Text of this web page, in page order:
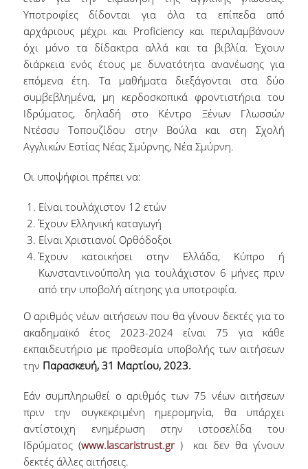
Δικαιούχοι, Προϋποθέσεις & Δικαιολογητικά
Σίτισης
Στέγασης
Διαδικασία Ηλεκτρονικής Αίτησης
Σίτισης
Στέγασης
Εστιατόριο
Γραφείο Εύρεσης Στέγης
Επιδόματα & Υποτροφίες
Υποτροφίες
Υποτροφίες δίδονται για όλα τα επίπεδα από
αρχάριους μέχρι και Proficiency και περιλαμβάνουν
όχι μόνο τα δίδακτρα αλλά και τα βιβλία. Έχουν
διάρκεια ενός έτους με δυνατότητα ανανέωσης για
επόμενα έτη. Τα μαθήματα διεξάγονται στα δύο
συμβεβλημένα, μη κερδοσκοπικά φροντιστήρια του
Ιδρύματος, δηλαδή στο Κέντρο Ξένων Γλωσσών
Ντέσσυ Τοπουζίδου στην Βούλα και στη Σχολή
Αγγλικών Εστίας Νέας Σμύρνης, Νέα Σμύρνη.
Οι υποψήφιοι πρέπει να:
Είναι τουλάχιστον 12 ετών
Έχουν Ελληνική καταγωγή
Είναι Χριστιανοί Ορθόδοξοι
Έχουν κατοικήσει στην Ελλάδα, Κύπρο ή
Κωνσταντινούπολη για τουλάχιστον 6 μήνες πριν
από την υποβολή αίτησης για υποτροφία.
Ο αριθμός νέων αιτήσεων που θα γίνουν δεκτές για το
ακαδημαϊκό έτος 2023-2024 είναι 75 για κάθε
εκπαιδευτήριο με προθεσμία υποβολής των αιτήσεων
την Παρασκευή, 31 Μαρτίου, 2023.
Εάν συμπληρωθεί ο αριθμός των 75 νέων αιτήσεων
πριν την συγκεκριμένη ημερομηνία, θα υπάρχει
αντίστοιχη ενημέρωση στην ιστοσελίδα του
Ιδρύματος (www.lascaristrust.gr) και δεν θα γίνουν
δεκτές άλλες αιτήσεις.